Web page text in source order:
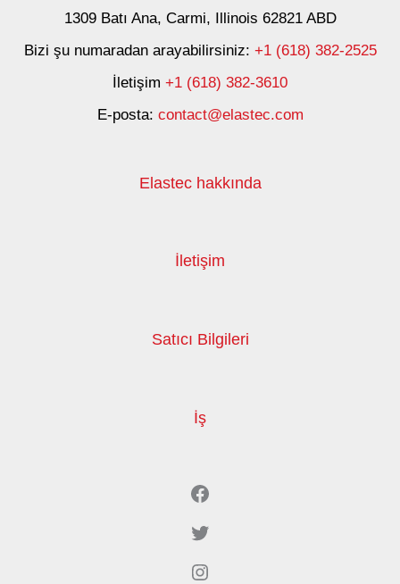
1309 Batı Ana, Carmi, Illinois 62821 ABD
Bizi şu numaradan arayabilirsiniz: +1 (618) 382-2525
İletişim +1 (618) 382-3610
E-posta: contact@elastec.com
Elastec hakkında
İletişim
Satıcı Bilgileri
İş
Facebook
Twitter
Instagram